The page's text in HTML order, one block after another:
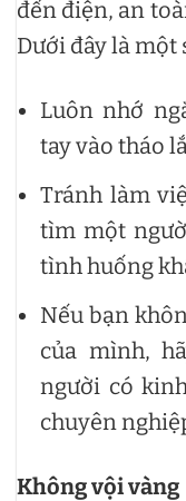
đến điện, an
Dưới đây là một
Luôn nhớ
tay vào tháo
Tránh làm
tìm một
tình huống
Nếu bạn
của mình,
người có
chuyên
Không vội vàng